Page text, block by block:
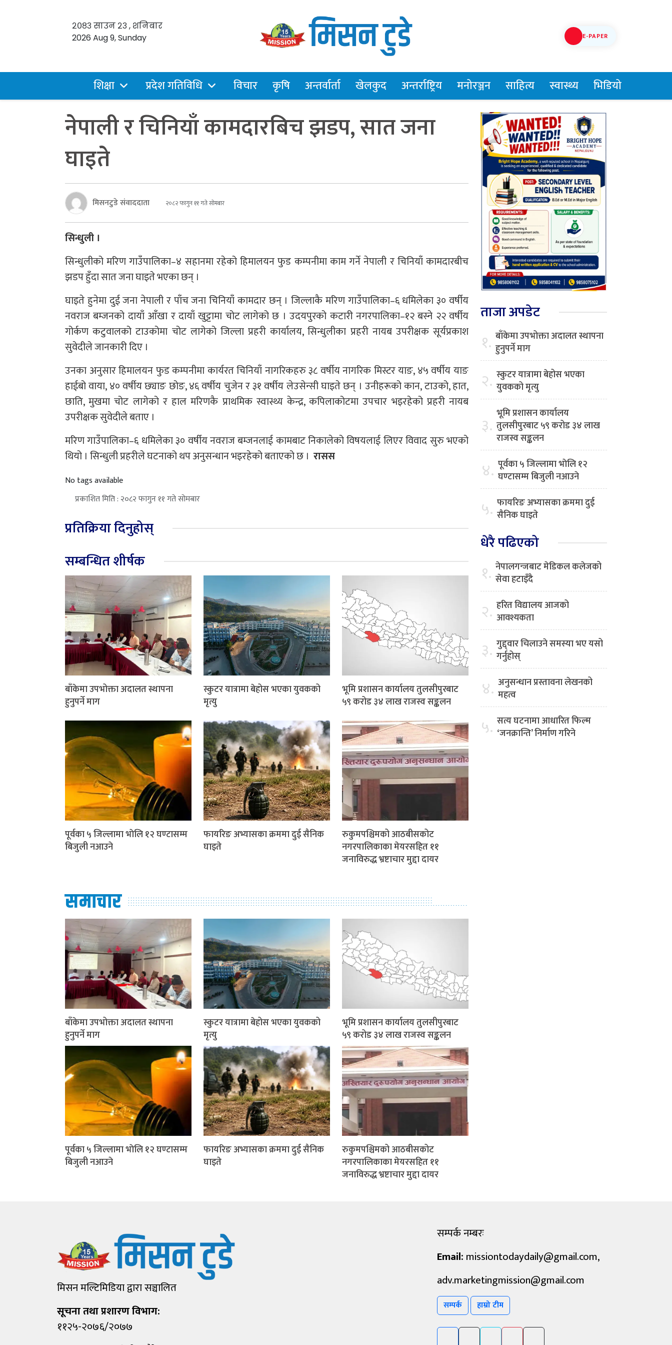
२०८३ साउन २३ , शनिबार
2026 Aug 9, Sunday
E-PAPER
शिक्षा प्रदेश गतिविधि विचार कृषि अन्तर्वार्ता खेलकुद अन्तर्राष्ट्रिय मनोरञ्जन साहित्य स्वास्थ्य भिडियो
नेपाली र चिनियाँ कामदारबिच झडप, सात जना
घाइते
मिसनटुडे संवाददाता २०८२ फागुन ११ गते सोमबार
सिन्धुली ।
सिन्धुलीको मरिण गाउँपालिका–४ सहानमा रहेको हिमालयन फुड कम्पनीमा काम गर्ने नेपाली र चिनियाँ कामदारबीच
झडप हुँदा सात जना घाइते भएका छन् ।
घाइते हुनेमा दुई जना नेपाली र पाँच जना चिनियाँ कामदार छन् । जिल्लाकै मरिण गाउँपालिका–६ धमिलेका ३० वर्षीय
नवराज बम्जनको दायाँ आँखा र दायाँ खुट्टामा चोट लागेको छ । उदयपुरको कटारी नगरपालिका–१२ बस्ने २२ वर्षीय
गोर्कण कटुवालको टाउकोमा चोट लागेको जिल्ला प्रहरी कार्यालय, सिन्धुलीका प्रहरी नायब उपरीक्षक सूर्यप्रकाश
सुवेदीले जानकारी दिए ।
उनका अनुसार हिमालयन फुड कम्पनीमा कार्यरत चिनियाँ नागरिकहरु ३८ वर्षीय नागरिक मिस्टर याङ, ४५ वर्षीय याङ
हाईबो वाया, ४० वर्षीय छ्याङ छोङ, ४६ वर्षीय चुजेन र ३१ वर्षीय लेउसेन्सी घाइते छन् । उनीहरूको कान, टाउको, हात,
छाति, मुखमा चोट लागेको र हाल मरिणकै प्राथमिक स्वास्थ्य केन्द्र, कपिलाकोटमा उपचार भइरहेको प्रहरी नायब
उपरीक्षक सुवेदीले बताए ।
मरिण गाउँपालिका–६ धमिलेका ३० वर्षीय नवराज बम्जनलाई कामबाट निकालेको विषयलाई लिएर विवाद सुरु भएको
थियो । सिन्धुली प्रहरीले घटनाको थप अनुसन्धान भइरहेको बताएको छ । रासस
No tags available
प्रकाशित मिति : २०८२ फागुन ११ गते सोमबार
प्रतिक्रिया दिनुहोस्
सम्बन्धित शीर्षक
बाँकेमा उपभोक्ता अदालत स्थापना
हुनुपर्ने माग
स्कुटर यात्रामा बेहोस भएका युवकको
मृत्यु
भूमि प्रशासन कार्यालय तुलसीपुरबाट
५९ करोड ३४ लाख राजस्व सङ्कलन
पूर्वका ५ जिल्लामा भाेलि १२ घण्टासम्म
बिजुली नआउने
फायरिङ अभ्यासका क्रममा दुई सैनिक
घाइते
रुकुमपश्चिमको आठबीसकोट
नगरपालिकाका मेयरसहित ११
जनाविरुद्ध भ्रष्टाचार मुद्दा दायर
समाचार
बाँकेमा उपभोक्ता अदालत स्थापना
हुनुपर्ने माग
स्कुटर यात्रामा बेहोस भएका युवकको
मृत्यु
भूमि प्रशासन कार्यालय तुलसीपुरबाट
५९ करोड ३४ लाख राजस्व सङ्कलन
पूर्वका ५ जिल्लामा भाेलि १२ घण्टासम्म
बिजुली नआउने
फायरिङ अभ्यासका क्रममा दुई सैनिक
घाइते
रुकुमपश्चिमको आठबीसकोट
नगरपालिकाका मेयरसहित ११
जनाविरुद्ध भ्रष्टाचार मुद्दा दायर
ताजा अपडेट
१. बाँकेमा उपभोक्ता अदालत स्थापना
हुनुपर्ने माग
२. स्कुटर यात्रामा बेहोस भएका
युवकको मृत्यु
३. भूमि प्रशासन कार्यालय
तुलसीपुरबाट ५९ करोड ३४ लाख
राजस्व सङ्कलन
४. पूर्वका ५ जिल्लामा भाेलि १२
घण्टासम्म बिजुली नआउने
५. फायरिङ अभ्यासका क्रममा दुई
सैनिक घाइते
धेरै पढिएको
१. नेपालगन्जबाट मेडिकल कलेजको
सेवा हटाइँदै
२. हरित विद्यालय आजको
आवश्यकता
३. गुद्द्वार चिलाउने समस्या भए यसो
गर्नुहोस्
४. अनुसन्धान प्रस्तावना लेखनको
महत्व
५. सत्य घटनामा आधारित फिल्म
‘जनक्रान्ति’ निर्माण गरिने
मिसन मल्टिमिडिया द्वारा सञ्चालित
सूचना तथा प्रशारण विभाग:
११२५-२०७६/२०७७
सम्पर्क नम्बरः
Email: missiontodaydaily@gmail.com,
adv.marketingmission@gmail.com
सम्पर्क हाम्रो टीम